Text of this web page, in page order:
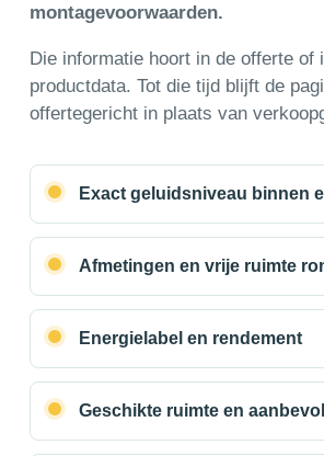
montagevoorwaarden.
Die informatie hoort in de offerte of
productdata. Tot die tijd blijft de
offertegericht in plaats van
Exact geluidsniveau binnen
Afmetingen en vrije ruimte
Energielabel en rendement
Geschikte ruimte en